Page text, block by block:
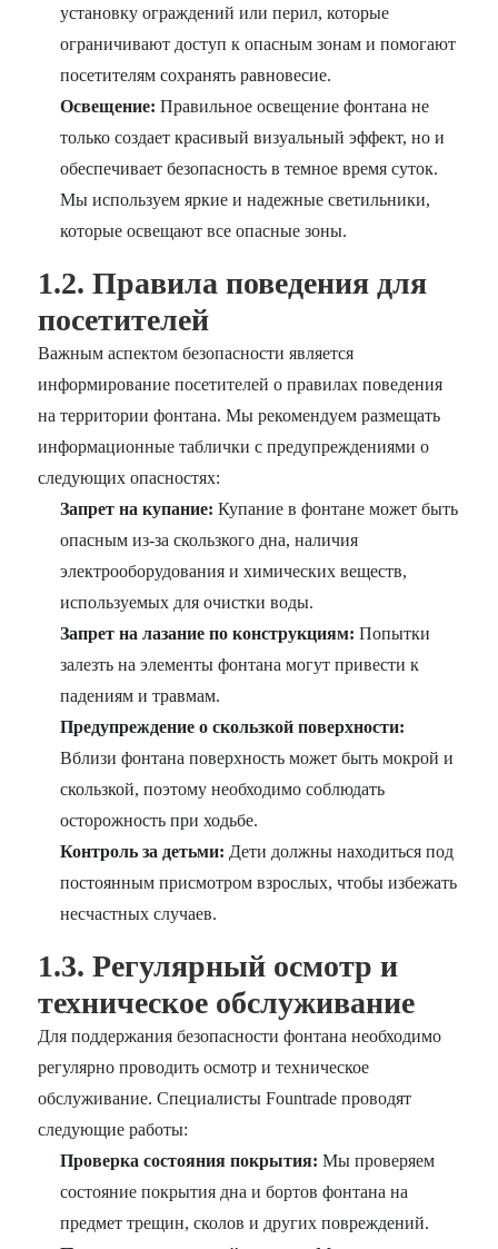
установку ограждений или перил, которые
ограничивают доступ к опасным зонам и помогают
посетителям сохранять равновесие.
Освещение: Правильное освещение фонтана не
только создает красивый визуальный эффект, но и
обеспечивает безопасность в темное время суток.
Мы используем яркие и надежные светильники,
которые освещают все опасные зоны.
1.2. Правила поведения для
посетителей
Важным аспектом безопасности является
информирование посетителей о правилах поведения
на территории фонтана. Мы рекомендуем размещать
информационные таблички с предупреждениями о
следующих опасностях:
Запрет на купание: Купание в фонтане может быть
опасным из-за скользкого дна, наличия
электрооборудования и химических веществ,
используемых для очистки воды.
Запрет на лазание по конструкциям: Попытки
залезть на элементы фонтана могут привести к
падениям и травмам.
Предупреждение о скользкой поверхности:
Вблизи фонтана поверхность может быть мокрой и
скользкой, поэтому необходимо соблюдать
осторожность при ходьбе.
Контроль за детьми: Дети должны находиться под
постоянным присмотром взрослых, чтобы избежать
несчастных случаев.
1.3. Регулярный осмотр и
техническое обслуживание
Для поддержания безопасности фонтана необходимо
регулярно проводить осмотр и техническое
обслуживание. Специалисты Fountrade проводят
следующие работы:
Проверка состояния покрытия: Мы проверяем
состояние покрытия дна и бортов фонтана на
предмет трещин, сколов и других повреждений.